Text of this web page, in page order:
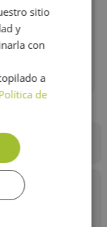
(5.000
DCPT730DW,
y más en alta
Asegura el
48,8 ml
sitio
y
con
a
de